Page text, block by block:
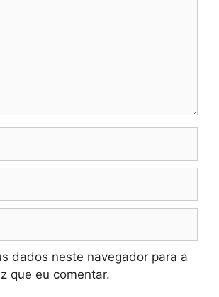
dados neste navegador para a
que eu comentar.